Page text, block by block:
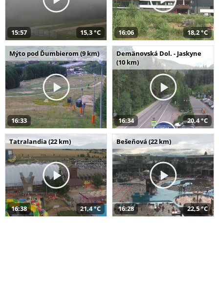
15:57 15,3 °C 16:06 18,2 °C
Mýto pod Ďumbierom (9 km)
16:33
Demänovská Dol. - Jaskyne
(10 km)
16:34 20,4 °C
Tatralandia (22 km)
16:38 21,4 °C
Bešeňová (22 km)
16:28 22,5 °C